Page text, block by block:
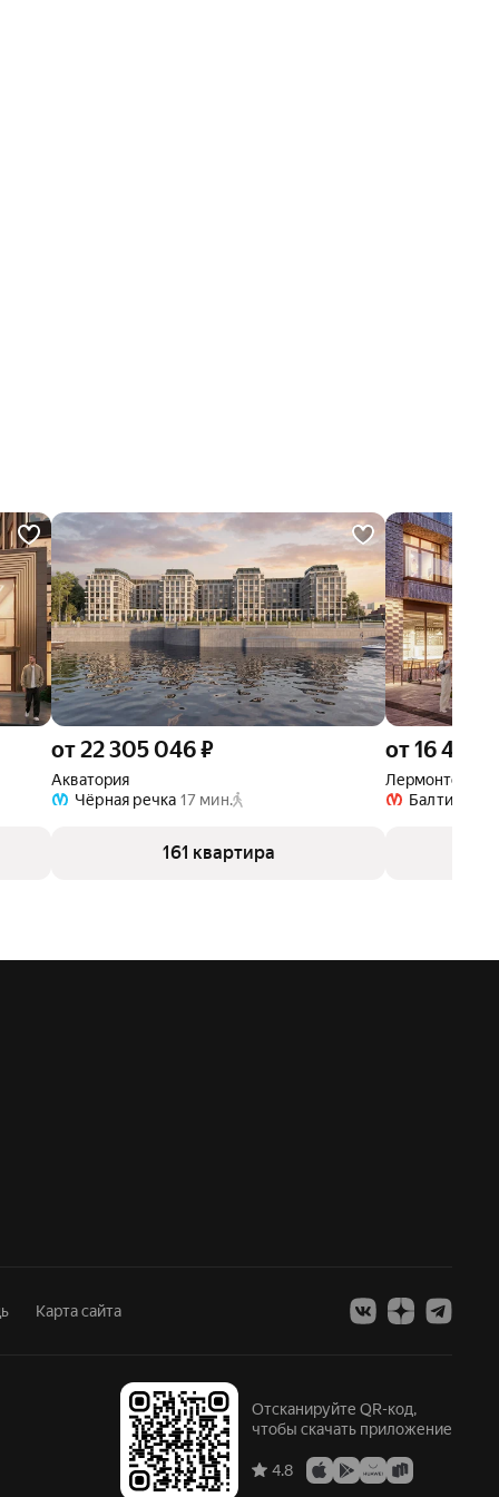
от 22 305 046 ₽
Акватория
Чёрная речка 17 мин.
161 квартира
от 16 424
Балтийская
Карта сайта
Отсканируйте QR-код,
чтобы скачать приложение
4.8